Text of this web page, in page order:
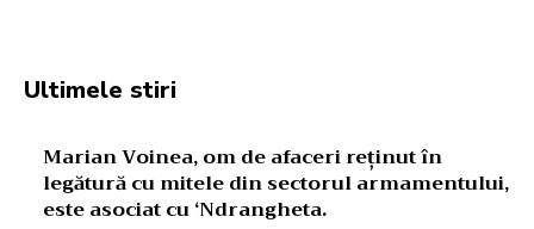
Ultimele stiri
Marian Voinea, om de afaceri reținut în
legătură cu mitele din sectorul armamentului,
este asociat cu ‘Ndrangheta.